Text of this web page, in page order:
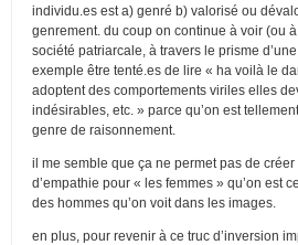
individu.es est a) genré b) valorisé ou
genrement. du coup on continue à voir (ou
société patriarcale, à travers le prisme
exemple être tenté.es de lire « ha voilà le
adoptent des comportements viriles elles
indésirables, etc. » parce qu’on est
genre de raisonnement.
il me semble que ça ne permet pas de
d’empathie pour « les femmes » qu’on est
des hommes qu’on voit dans les images.
en plus, pour revenir à ce truc d’inversion